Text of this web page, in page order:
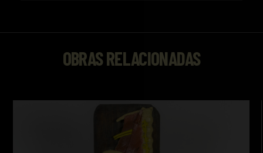
OBRAS RELACIONADAS